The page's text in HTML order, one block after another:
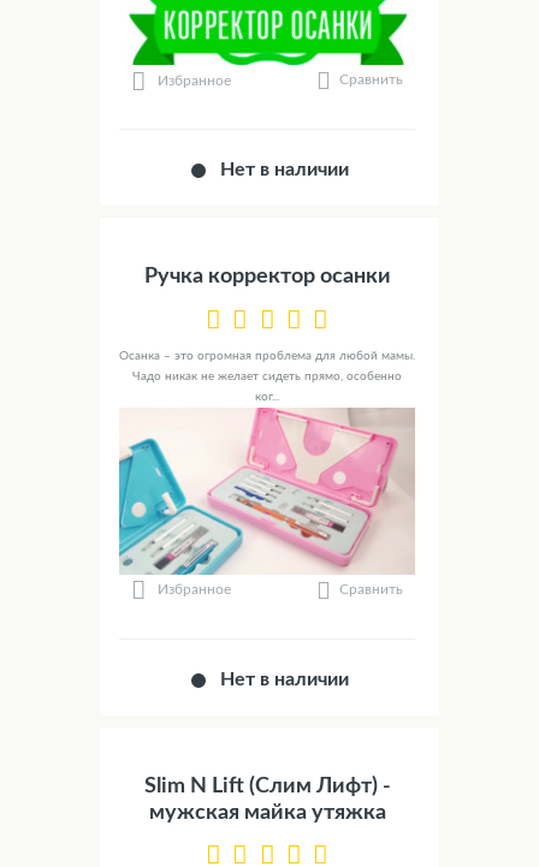
Избранное Сравнить
Нет в наличии
Ручка корректор осанки
Осанка – это огромная проблема для любой мамы.
Чадо никак не желает сидеть прямо, особенно
ког...
Избранное Сравнить
Нет в наличии
Slim N Lift (Слим Лифт) -
мужская майка утяжка